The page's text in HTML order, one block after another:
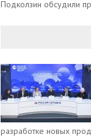
Подколзин обсудили
разработке новых